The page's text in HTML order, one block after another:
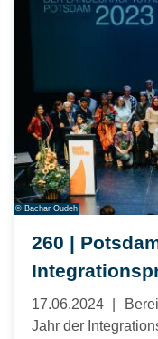
© Bachar Oudeh
260 |
17.06.2024
Jahr der